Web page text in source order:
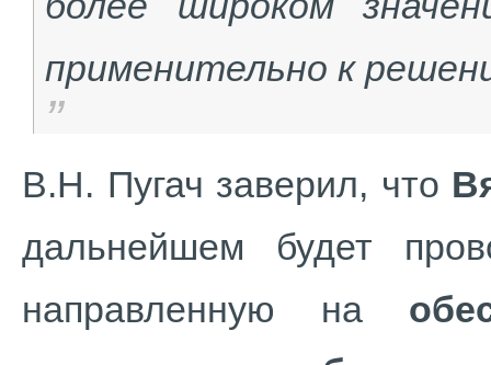
применительно к
В.Н. Пугач заверил, что
дальнейшем будет
направленную на